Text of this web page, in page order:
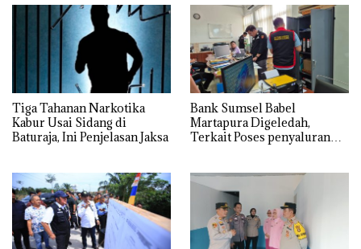
Tiga Tahanan Narkotika
Kabur Usai Sidang di
Baturaja, Ini Penjelasan Jaksa
Bank Sumsel Babel
Martapura Digeledah,
Terkait Poses penyaluran